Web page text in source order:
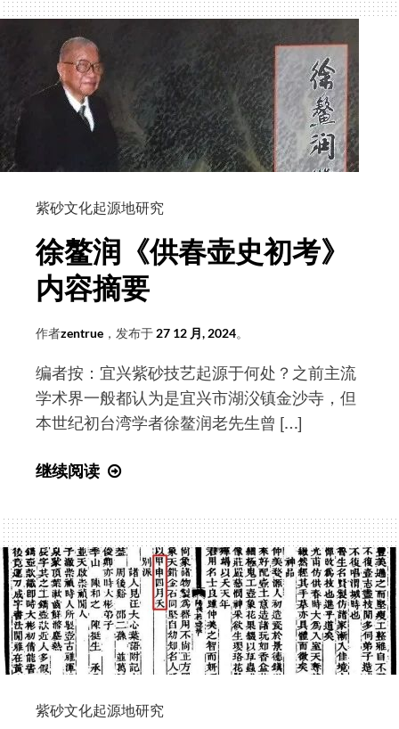
文
地
课
题
究
果
汇
总
紫砂文化起源地研究
徐鳌润《供春壶史初考》
内容摘要
作者zentrue ，发布于 27 12 月, 2024。
编者按：宜兴紫砂技艺起源于何处？之前主流
学术界一般都认为是宜兴市湖㳇镇金沙寺，但
本世纪初台湾学者徐鳌润老先生曾 […]
继续阅读
润
《供
春
壶
史
初
考》
容
紫砂文化起源地研究